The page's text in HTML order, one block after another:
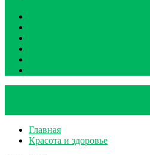
Главная
Красота и здоровье